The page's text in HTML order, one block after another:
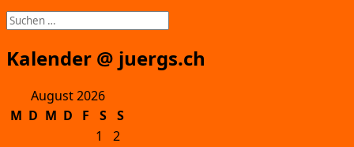
Suchen
nach:
Kalender @ juergs.ch
August 2026
M D M D F S
S
1
2